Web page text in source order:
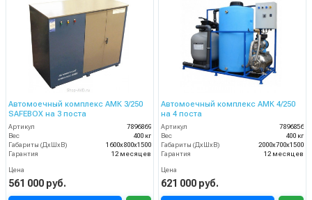
Автомоечный комплекс АМК 3/250
SAFEBOX на 3 поста
Артикул
7896869
Вес
400 кг
Габариты (ДхШхВ)
1600х800х1500
Гарантия
12 месяцев
Цена
561 000 руб.
Автомоечный комплекс АМК 4/250
на 4 поста
Артикул
7896856
Вес
400 кг
Габариты (ДхШхВ)
2000х700х1500
Гарантия
12 месяцев
Цена
621 000 руб.